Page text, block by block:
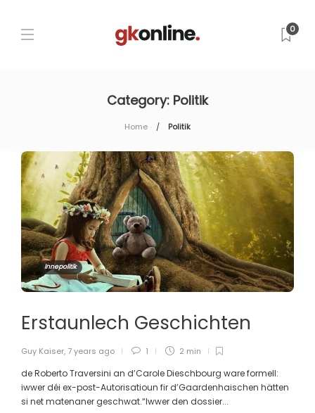
0
Category: Politik
Home Politik
Innepolitik
Erstaunlech Geschichten
Guy Kaiser, 7 years ago 1 2 min
de Roberto Traversini an d’Carole Dieschbourg ware formell:
iwwer déi ex-post-Autorisatioun fir d’Gaardenhaischen hätten
si net matenaner geschwat.“Iwwer den dossier...